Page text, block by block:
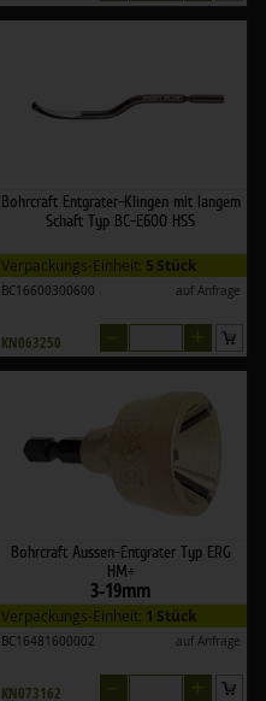
Bohrcraft Entgrater-Klingen mit langem
Schaft Typ BC-E600 HSS
Verpackungs-Einheit: 5 Stück
BC16600300600 auf Anfrage
KN063250
Bohrcraft Aussen-Entgrater Typ ERG
HM+
3-19mm
Verpackungs-Einheit: 1 Stück
BC16481600002 auf Anfrage
KN073162